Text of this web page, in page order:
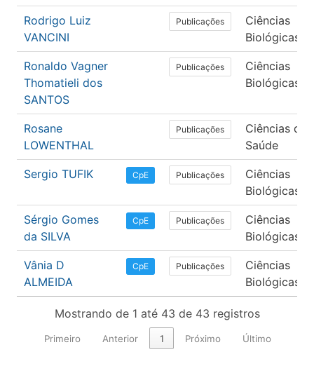
Rodrigo Luiz
VANCINI
Publicações
Ciências
Biológicas
Ronaldo Vagner
Thomatieli dos
SANTOS
Publicações
Ciências
Biológicas
Rosane
LOWENTHAL
Publicações
Ciências da
Saúde
Sergio TUFIK CpE Publicações
Ciências
Biológicas
Sérgio Gomes
da SILVA
CpE Publicações
Ciências
Biológicas
Vânia D
ALMEIDA
CpE Publicações
Ciências
Biológicas
Mostrando de 1 até 43 de 43 registros
Primeiro Anterior 1 Próximo Último